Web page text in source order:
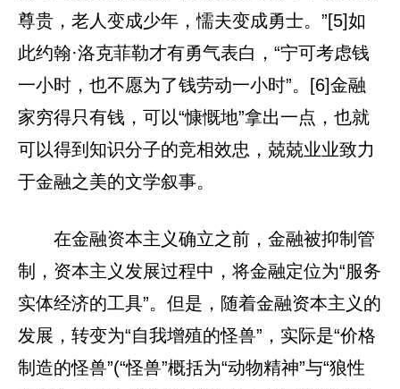
尊贵，老人变成少年，懦夫变成勇士。”[5]如
此约翰·洛克菲勒才有勇气表白，“宁可考虑钱
一小时，也不愿为了钱劳动一小时”。[6]金融
家穷得只有钱，可以“慷慨地”拿出一点，也就
可以得到知识分子的竞相效忠，兢兢业业致力
于金融之美的文学叙事。
在金融资本主义确立之前，金融被抑制管
制，资本主义发展过程中，将金融定位为“服务
实体经济的工具”。但是，随着金融资本主义的
发展，转变为“自我增殖的怪兽”，实际是“价格
制造的怪兽”(“怪兽”概括为“动物精神”与“狼性